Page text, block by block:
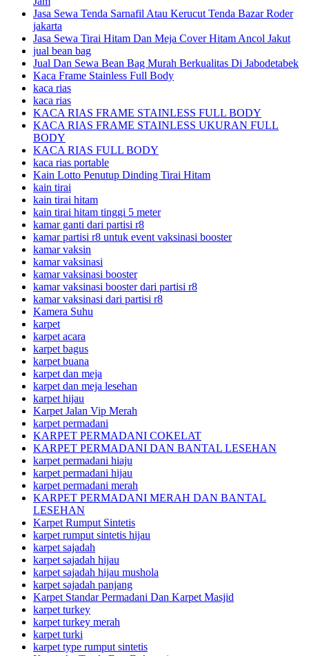
Jasa Sewa Tenda Sarnafil Atau Kerucut Tenda Bazar Roder
jakarta
Jasa Sewa Tirai Hitam Dan Meja Cover Hitam Ancol Jakut
jual bean bag
Jual Dan Sewa Bean Bag Murah Berkualitas Di Jabodetabek
Kaca Frame Stainless Full Body
kaca rias
kaca rias
KACA RIAS FRAME STAINLESS FULL BODY
KACA RIAS FRAME STAINLESS UKURAN FULL
BODY
KACA RIAS FULL BODY
kaca rias portable
Kain Lotto Penutup Dinding Tirai Hitam
kain tirai
kain tirai hitam
kain tirai hitam tinggi 5 meter
kamar ganti dari partisi r8
kamar partisi r8 untuk event vaksinasi booster
kamar vaksin
kamar vaksinasi
kamar vaksinasi booster
kamar vaksinasi booster dari partisi r8
kamar vaksinasi dari partisi r8
Kamera Suhu
karpet
karpet acara
karpet bagus
karpet buana
karpet dan meja
karpet dan meja lesehan
karpet hijau
Karpet Jalan Vip Merah
karpet permadani
KARPET PERMADANI COKELAT
KARPET PERMADANI DAN BANTAL LESEHAN
karpet permadani hiaju
karpet permadani hijau
karpet permadani merah
KARPET PERMADANI MERAH DAN BANTAL
LESEHAN
Karpet Rumput Sintetis
karpet rumput sintetis hijau
karpet sajadah
karpet sajadah hijau
karpet sajadah hijau mushola
karpet sajadah panjang
Karpet Standar Permadani Dan Karpet Masjid
karpet turkey
karpet turkey merah
karpet turki
karpet type rumput sintetis